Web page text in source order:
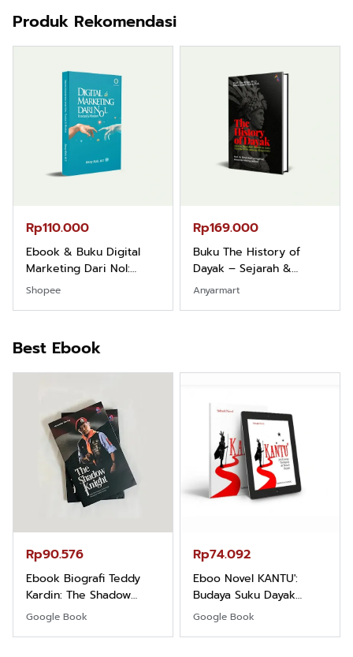
Produk Rekomendasi
Rp110.000
Ebook & Buku Digital
Marketing Dari Nol:
Fondasi & Mindset untuk
Pemula
Shopee
Rp169.000
Buku The History of
Dayak – Sejarah &
Identitas Borneo Asli
Anyarmart
Best Ebook
Rp90.576
Ebook Biografi Teddy
Kardin: The Shadow
Khight |
Google Book
Rp74.092
Eboo Novel KANTU':
Budaya Suku Dayak
Borneo
Google Book